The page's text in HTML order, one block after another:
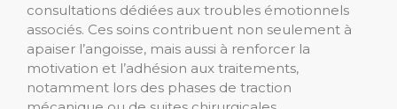
consultations dédiées aux troubles émotionnels
associés. Ces soins contribuent non seulement à
apaiser l’angoisse, mais aussi à renforcer la
motivation et l’adhésion aux traitements,
notamment lors des phases de traction